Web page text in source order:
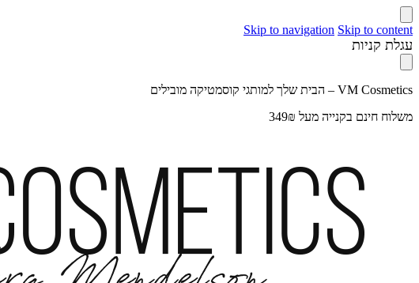
Skip to navigation Skip to content
עגלת קניות
VM Cosmetics – הבית שלך למותגי קוסמטיקה מובילים
משלוח חינם בקנייה מעל 349₪